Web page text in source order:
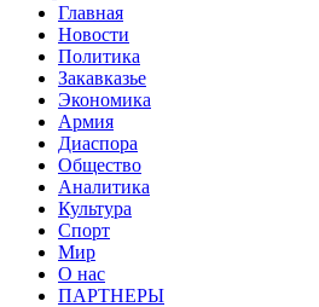
Главная
Новости
Политика
Закавказье
Экономика
Армия
Диаспора
Общество
Аналитика
Культура
Спорт
Мир
О нас
ПАРТНЕРЫ